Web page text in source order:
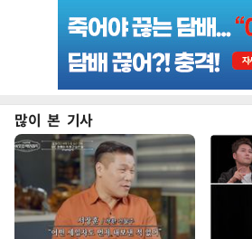
많이 본 기사